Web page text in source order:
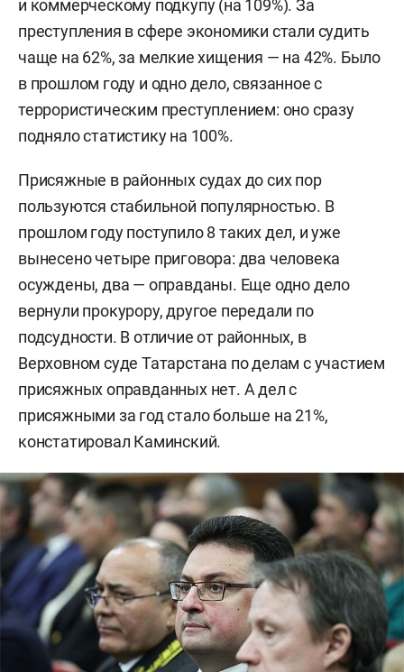
и коммерческому подкупу (на 109%). За
преступления в сфере экономики стали судить
чаще на 62%, за мелкие хищения — на 42%. Было
в прошлом году и одно дело, связанное с
террористическим преступлением: оно сразу
подняло статистику на 100%.
Присяжные в районных судах до сих пор
пользуются стабильной популярностью. В
прошлом году поступило 8 таких дел, и уже
вынесено четыре приговора: два человека
осуждены, два — оправданы. Еще одно дело
вернули прокурору, другое передали по
подсудности. В отличие от районных, в
Верховном суде Татарстана по делам с участием
присяжных оправданных нет. А дел с
присяжными за год стало больше на 21%,
констатировал Каминский.